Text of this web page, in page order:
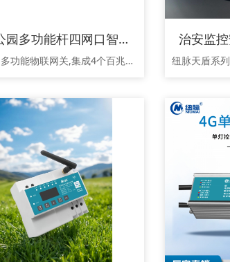
智慧公园多功能杆四网口智慧网关，综合杆网关，智慧灯杆网关、多杆合一边缘网关NWG-N6800
四网四串多功能物联网关,集成4个百兆网口、4个RS485，2个USB，4个DI，4个DO12V，6个DO220V，2路调光，及全方位环境监测（门禁/水浸/烟雾/消防/市电/网络）。支持定时、远程、场景及智能联动控制，兼容主流协议（MQTT/TCP/HTTP/SNMP等），配备0.96寸屏与WEB双配置界面。一机